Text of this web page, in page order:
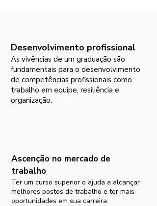
Desenvolvimento profissional
As vivências de um graduação são
fundamentais para o desenvolvimento
de competências profissionais como
trabalho em equipe, resiliência e
organização.
Ascenção no mercado de
trabalho
Ter um curso superior o ajuda a alcançar
melhores postos de trabalho e ter mais
oportunidades em sua carreira.